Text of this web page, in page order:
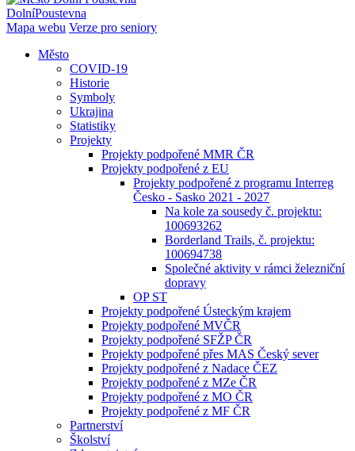
DolníPoustevna
Mapa webu Verze pro seniory
Město
COVID-19
Historie
Symboly
Ukrajina
Statistiky
Projekty
Projekty podpořené MMR ČR
Projekty podpořené z EU
Projekty podpořené z programu Interreg
Česko - Sasko 2021 - 2027
Na kole za sousedy č. projektu:
100693262
Borderland Trails, č. projektu:
100694738
Společné aktivity v rámci železniční
dopravy
OP ST
Projekty podpořené Ústeckým krajem
Projekty podpořené MVČR
Projekty podpořené SFŽP ČR
Projekty podpořené přes MAS Český sever
Projekty podpořené z Nadace ČEZ
Projekty podpořené z MZe ČR
Projekty podpořené z MO ČR
Projekty podpořené z MF ČR
Partnerství
Školství